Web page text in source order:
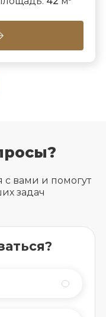
с вами и помогут
задач